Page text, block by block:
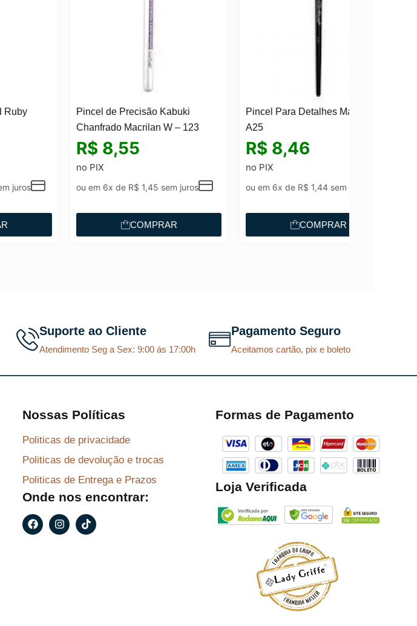
Pincel de Precisão Kabuki
Chanfrado Macrilan W – 123
8,55
ou em 6x de R$ 1,45sem juros
COMPRAR
Pincel Para Detalhes Macrilan –
A25
8,46
ou em 6x de R$ 1,44sem juros
COMPRAR
Suporte ao Cliente
Atendimento Seg a Sex: 9:00 ás 17:00h
Pagamento Seguro
Aceitamos cartão, pix e boleto
Nossas Políticas
Politicas de privacidade
Politicas de devolução e trocas
Politicas de Entrega e Prazos
Onde nos encontrar:
F
a
c
I
n
s
T
i
k
Formas de Pagamento
Loja Verificada